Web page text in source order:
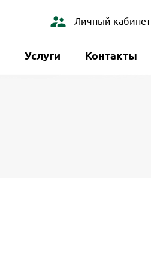
Личный кабинет
Услуги Контакты